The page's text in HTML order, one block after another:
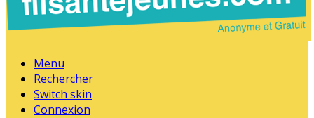
Menu
Rechercher
Switch skin
Connexion